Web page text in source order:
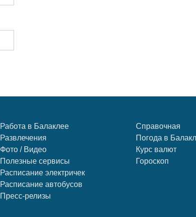
Работа в Балаклее
Развлечения
Фото / Видео
Полезные сервисы
Расписание электричек
Расписание автобусов
Пресс-релизы
Справочная
Погода в
Курс валют
Гороскоп